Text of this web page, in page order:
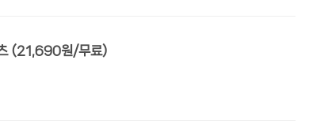
[롯데온] 헤이븐 바이브 핀턱 와이드 가벼운 5부 데님 팬츠 (21,690원/무료)